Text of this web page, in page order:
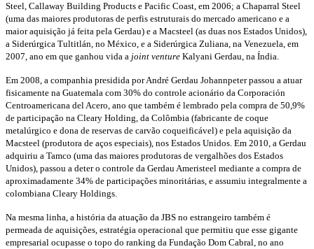
Steel, Callaway Building Products e Pacific Coast, em 2006; a Chaparral Steel
(uma das maiores produtoras de perfis estruturais do mercado americano e a
maior aquisição já feita pela Gerdau) e a Macsteel (as duas nos Estados Unidos),
a Siderúrgica Tultitlán, no México, e a Siderúrgica Zuliana, na Venezuela, em
2007, ano em que ganhou vida a joint venture Kalyani Gerdau, na Índia.
Em 2008, a companhia presidida por André Gerdau Johannpeter passou a atuar
fisicamente na Guatemala com 30% do controle acionário da Corporación
Centroamericana del Acero, ano que também é lembrado pela compra de 50,9%
de participação na Cleary Holding, da Colômbia (fabricante de coque
metalúrgico e dona de reservas de carvão coqueificável) e pela aquisição da
Macsteel (produtora de aços especiais), nos Estados Unidos. Em 2010, a Gerdau
adquiriu a Tamco (uma das maiores produtoras de vergalhões dos Estados
Unidos), passou a deter o controle da Gerdau Ameristeel mediante a compra de
aproximadamente 34% de participações minoritárias, e assumiu integralmente a
colombiana Cleary Holdings.
Na mesma linha, a história da atuação da JBS no estrangeiro também é
permeada de aquisições, estratégia operacional que permitiu que esse gigante
empresarial ocupasse o topo do ranking da Fundação Dom Cabral, no ano